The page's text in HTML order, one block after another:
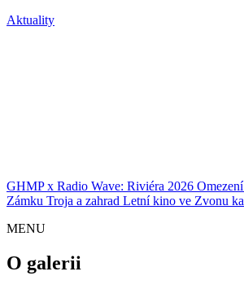
Aktuality
GHMP x Radio Wave: Riviéra 2026
Zámku Troja a zahrad Letní kino ve Zvonu
MENU
O galerii